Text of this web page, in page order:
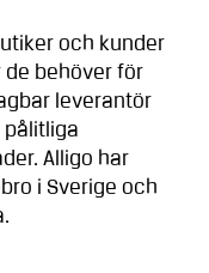
och kunder
de behöver för
leverantör
pålitliga
Alligo har
i Sverige och